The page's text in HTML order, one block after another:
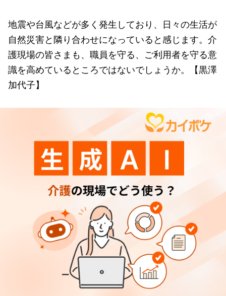
地震や台風などが多く発生しており、日々の生活が
自然災害と隣り合わせになっていると感じます。介
護現場の皆さまも、職員を守る、ご利用者を守る意
識を高めているところではないでしょうか。【黒澤
加代子】